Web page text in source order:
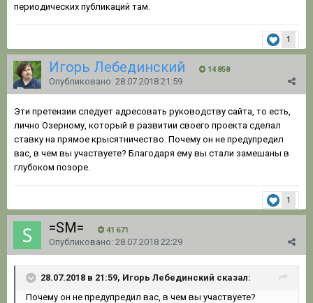
периодических публикаций там.
1
Игорь Лебединский 14 858
Опубликовано: 28.07.2018 21:59
Эти претензии следует адресовать руководству сайта, то есть,
лично Озерному, который в развитии своего проекта сделал
ставку на прямое крысятничество. Почему он не предупредил
вас, в чем вы участвуете? Благодаря ему вы стали замешаны в
глубоком позоре.
1
=SM= 41 671
Опубликовано: 28.07.2018 22:29
28.07.2018 в 21:59, Игорь Лебединский сказал:
Почему он не предупредил вас, в чем вы участвуете?